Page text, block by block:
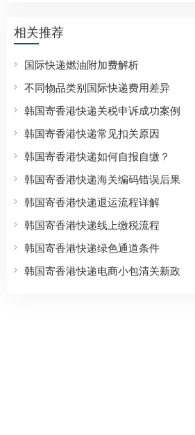
相关推荐
国际快递燃油附加费解析
不同物品类别国际快递费用差异
韩国寄香港快递关税申诉成功案例
韩国寄香港快递常见扣关原因
韩国寄香港快递如何自报自缴？
韩国寄香港快递海关编码错误后果
韩国寄香港快递退运流程详解
韩国寄香港快递线上缴税流程
韩国寄香港快递绿色通道条件
韩国寄香港快递电商小包清关新政